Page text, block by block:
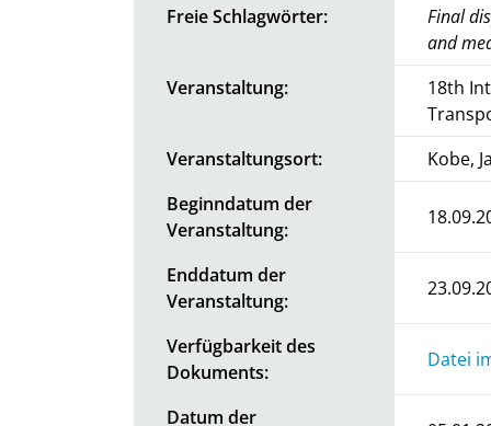
Freie Schlagwörter:
Final
and
Veranstaltung:
18th
Veranstaltungsort:
Kobe,
Beginndatum der
Veranstaltung:
Enddatum der
Veranstaltung:
Verfügbarkeit des
Dokuments:
Datei
Datum der